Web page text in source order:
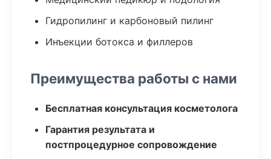
Гидропилинг и карбоновый пилинг
Инъекции ботокса и филлеров
Преимущества работы с нами
Бесплатная консультация косметолога
Гарантия результата и
постпроцедурное сопровождение